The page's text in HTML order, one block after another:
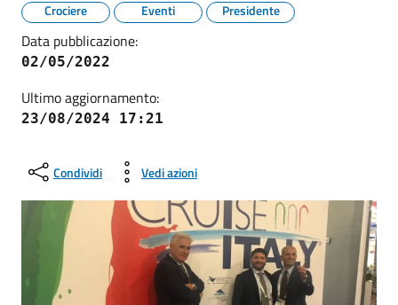
Crociere Eventi Presidente
Data pubblicazione:
02/05/2022
Ultimo aggiornamento:
23/08/2024 17:21
Condividi Vedi azioni